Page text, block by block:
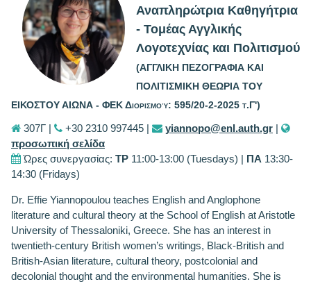
Αναπληρώτρια Καθηγήτρια
- Τομέας Αγγλικής
Λογοτεχνίας και Πολιτισμού
(ΑΓΓΛΙΚΗ ΠΕΖΟΓΡΑΦΙΑ ΚΑΙ
ΠΟΛΙΤΙΣΜΙΚΗ ΘΕΩΡΙΑ ΤΟΥ
ΕΙΚΟΣΤΟΥ ΑΙΩΝΑ - ΦΕΚ Διορισμού: 595/20-2-2025 τ.Γ')
307Γ | +30 2310 997445 | yiannopo@enl.auth.gr |
προσωπική σελίδα
Ώρες συνεργασίας: ΤΡ 11:00-13:00 (Tuesdays) | ΠΑ 13:30-
14:30 (Fridays)
Dr. Effie Yiannopoulou teaches English and Anglophone
literature and cultural theory at the School of English at Aristotle
University of Thessaloniki, Greece. She has an interest in
twentieth-century British women’s writings, Black-British and
British-Asian literature, cultural theory, postcolonial and
decolonial thought and the environmental humanities. She is